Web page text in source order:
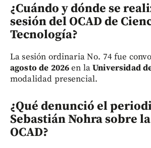
¿Cuándo y dónde se
sesión del OCAD de
Tecnología?
La sesión ordinaria No. 74 fue
agosto de 2026en laUniversidad
modalidad presencial.
¿Qué denunció el
Sebastián Nohra sobre
OCAD?